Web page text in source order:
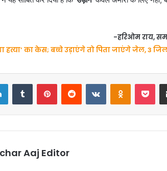
-हरिओम राय,
हत्या’ का केस; बच्चे उड़ाएंगे तो पिता जाएंगे जेल, 3
LinkedInTumblr PinterestReddit VKontakte
Aaj Editor